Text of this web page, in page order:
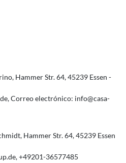
Hammer Str.64 45239 Essen
Correo electrónico: info@casa-
Hammer Str.64 45239 Essen
+49201-36577485